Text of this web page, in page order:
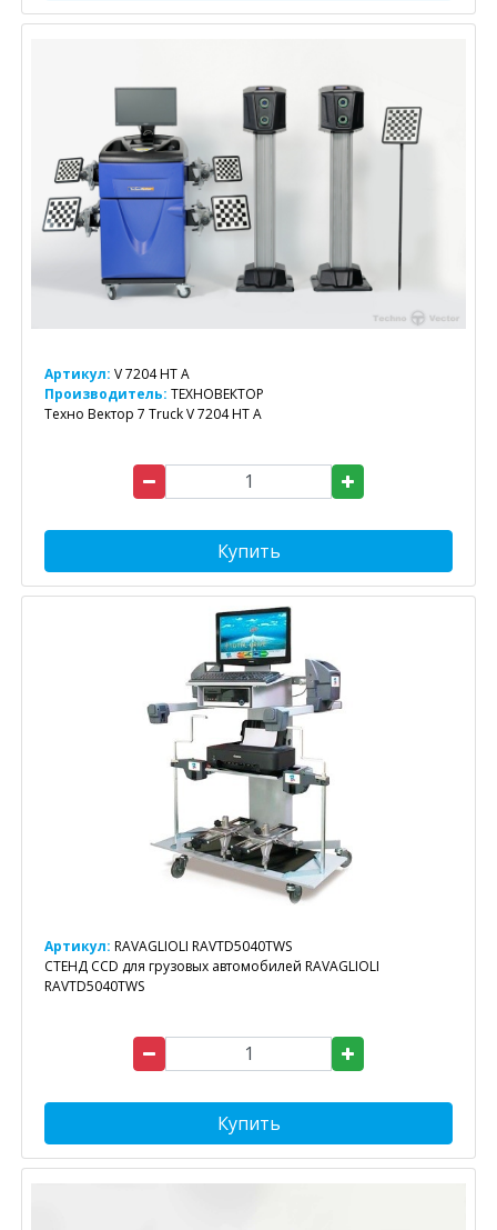
Артикул: V 7204 HT A
Производитель: ТЕХНОВЕКТОР
Техно Вектор 7 Truck V 7204 HT A
Купить
Артикул: RAVAGLIOLI RAVTD5040TWS
СТЕНД CCD для грузовых автомобилей RAVAGLIOLI
RAVTD5040TWS
Купить